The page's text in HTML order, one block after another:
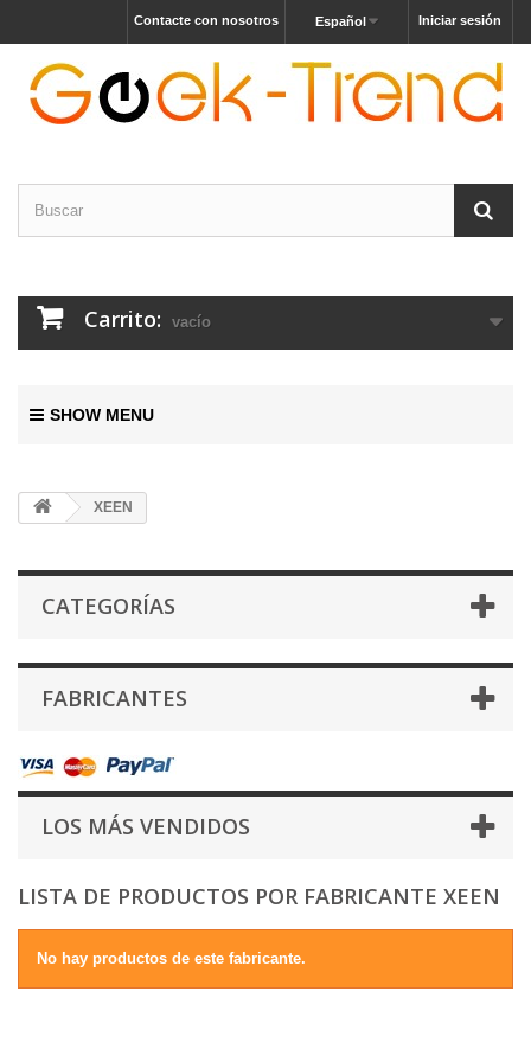
Iniciar sesión
Español
Contacte con nosotros
Carrito: vacío
SHOW MENU
XEEN
CATEGORÍAS
FABRICANTES
LOS MÁS VENDIDOS
LISTA DE PRODUCTOS POR FABRICANTE XEEN
No hay productos de este fabricante.